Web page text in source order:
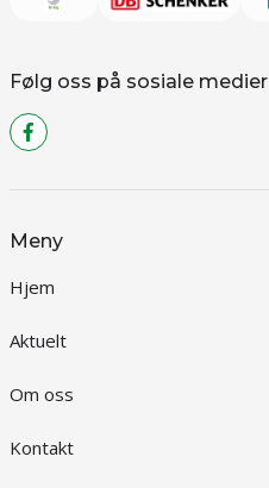
Følg oss på sosiale medier
Meny
Hjem
Aktuelt
Om oss
Kontakt